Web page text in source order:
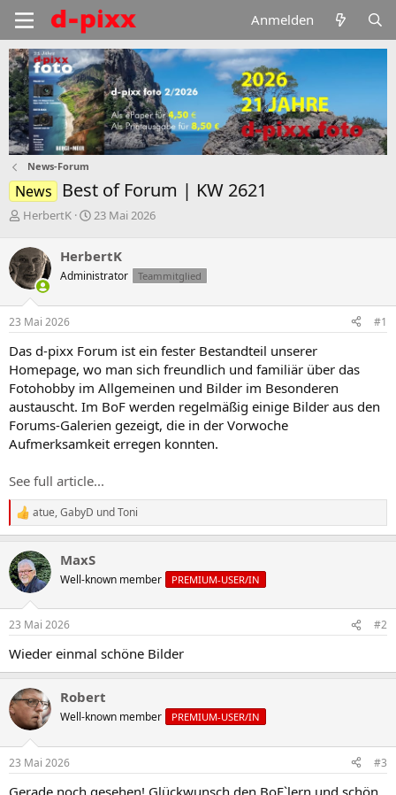
Anmelden
News-Forum
News Best of Forum | KW 2621
E
s
t
e
l
e
HerbertK
E
t
e
l
m
23 Mai 2026
HerbertK
Administrator Teammitglied
23 Mai 2026 #1
Das d-pixx Forum ist ein fester Bestandteil unserer
Homepage, wo man sich freundlich und familiär über das
Fotohobby im Allgemeinen und Bilder im Besonderen
austauscht. Im BoF werden regelmäßig einige Bilder aus den
Forums-Galerien gezeigt, die in der Vorwoche
Aufmerksamkeit erregen konnten.
See full article...
R
e
k
t
i
e
:
atue,GabyD undToni
MaxS
Well-known member PREMIUM-USER/IN
23 Mai 2026 #2
Wieder einmal schöne Bilder
Robert
Well-known member PREMIUM-USER/IN
23 Mai 2026 #3
Gerade noch gesehen! Glückwunsch den BoF`lern und schön